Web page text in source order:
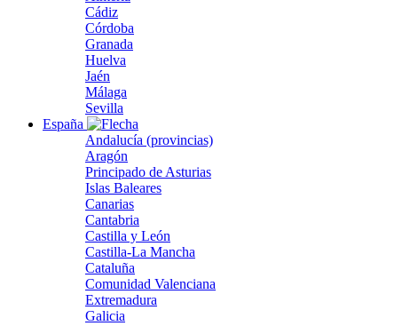
Cádiz
Córdoba
Granada
Huelva
Jaén
Málaga
Sevilla
España
Andalucía (provincias)
Aragón
Principado de Asturias
Islas Baleares
Canarias
Cantabria
Castilla y León
Castilla-La Mancha
Cataluña
Comunidad Valenciana
Extremadura
Galicia